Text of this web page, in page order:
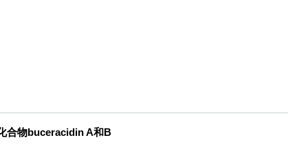
合物buceracidin A和B